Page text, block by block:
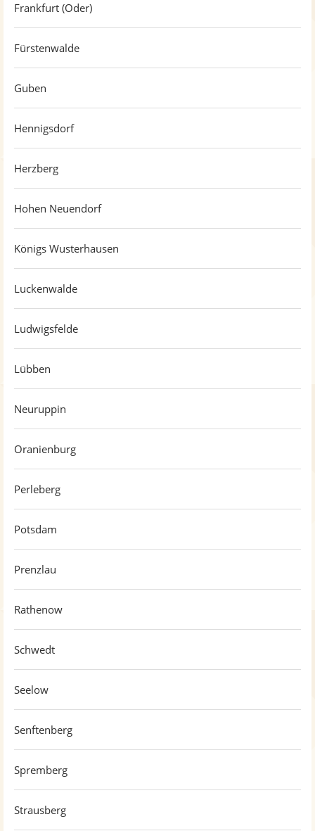
Frankfurt (Oder)
Fürstenwalde
Guben
Hennigsdorf
Herzberg
Hohen Neuendorf
Königs Wusterhausen
Luckenwalde
Ludwigsfelde
Lübben
Neuruppin
Oranienburg
Perleberg
Potsdam
Prenzlau
Rathenow
Schwedt
Seelow
Senftenberg
Spremberg
Strausberg